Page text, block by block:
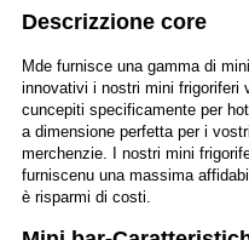
Descrizzione core
Mde furnisce una gamma di
innovativi i nostri mini frigoriferi
cuncepiti specificamente per
a dimensione perfetta per i
merchenzie. I nostri mini
furniscenu una massima
è risparmi di costi.